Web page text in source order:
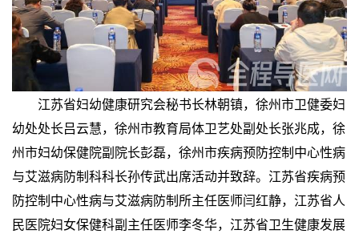
江苏省妇幼健康研究会秘书长林朝镇，徐州市卫健委妇
幼处处长吕云慧，徐州市教育局体卫艺处副处长张兆成，徐
州市妇幼保健院副院长彭磊，徐州市疾病预防控制中心性病
与艾滋病防制科科长孙传武出席活动并致辞。江苏省疾病预
防控制中心性病与艾滋病防制所主任医师闫红静，江苏省人
民医院妇女保健科副主任医师李冬华，江苏省卫生健康发展